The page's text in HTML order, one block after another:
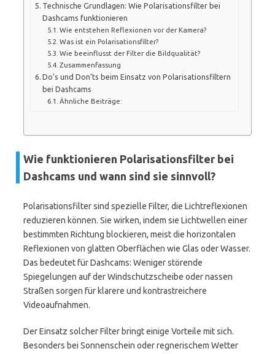
Technische Grundlagen: Wie Polarisationsfilter bei
Dashcams funktionieren
Wie entstehen Reflexionen vor der Kamera?
Was ist ein Polarisationsfilter?
Wie beeinflusst der Filter die Bildqualität?
Zusammenfassung
Do’s und Don’ts beim Einsatz von Polarisationsfiltern
bei Dashcams
Ähnliche Beiträge:
Wie funktionieren Polarisationsfilter bei
Dashcams und wann sind sie sinnvoll?
Polarisationsfilter sind spezielle Filter, die Lichtreflexionen
reduzieren können. Sie wirken, indem sie Lichtwellen einer
bestimmten Richtung blockieren, meist die horizontalen
Reflexionen von glatten Oberflächen wie Glas oder Wasser.
Das bedeutet für Dashcams: Weniger störende
Spiegelungen auf der Windschutzscheibe oder nassen
Straßen sorgen für klarere und kontrastreichere
Videoaufnahmen.
Der Einsatz solcher Filter bringt einige Vorteile mit sich.
Besonders bei Sonnenschein oder regnerischem Wetter